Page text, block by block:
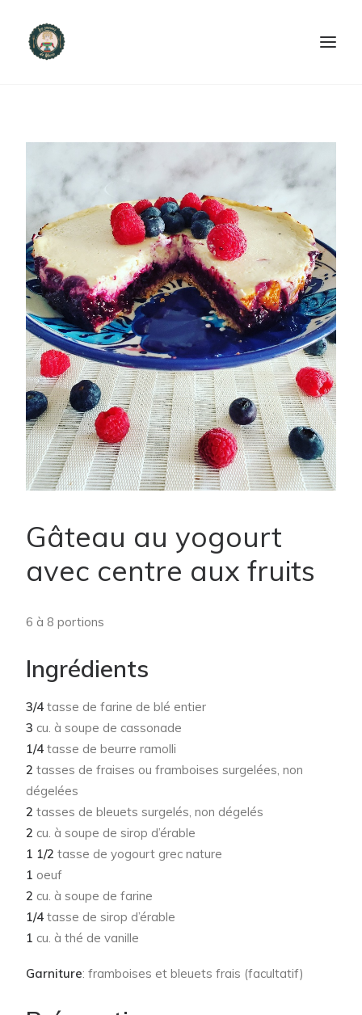
PRODUITS ET SERVICES
NOUS CONTACTER
RECETTES
FAQ
SEARCH
Gâteau au yogourt
avec centre aux fruits
6 à 8 portions
Ingrédients
3/4 tasse de farine de blé entier
3 cu. à soupe de cassonade
1/4 tasse de beurre ramolli
2 tasses de fraises ou framboises surgelées, non
dégelées
2 tasses de bleuets surgelés, non dégelés
2 cu. à soupe de sirop d’érable
1 1/2 tasse de yogourt grec nature
1 oeuf
2 cu. à soupe de farine
1/4 tasse de sirop d’érable
1 cu. à thé de vanille
Garniture: framboises et bleuets frais (facultatif)